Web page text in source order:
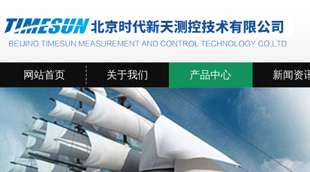
网站首页 关于我们 产品中心 新闻资